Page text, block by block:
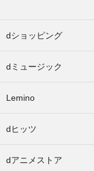
dショッピング
dミュージック
Lemino
dヒッツ
dアニメストア